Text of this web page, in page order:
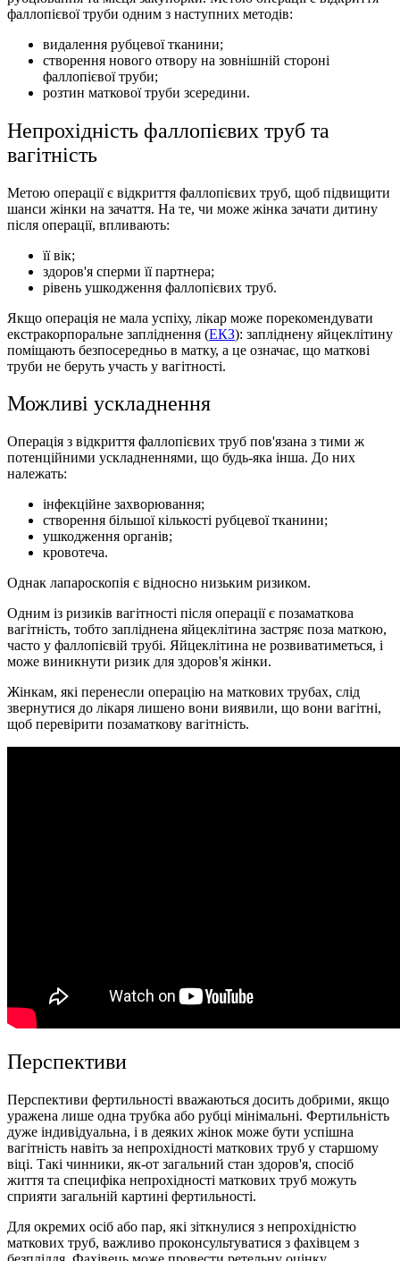
фаллопієвої труби одним з наступних методів:
видалення рубцевої тканини;
створення нового отвору на зовнішній стороні
фаллопієвої труби;
розтин маткової труби зсередини.
Непрохідність фаллопієвих труб та
вагітність
Метою операції є відкриття фаллопієвих труб, щоб підвищити
шанси жінки на зачаття. На те, чи може жінка зачати дитину
після операції, впливають:
її вік;
здоров'я сперми її партнера;
рівень ушкодження фаллопієвих труб.
Якщо операція не мала успіху, лікар може порекомендувати
екстракорпоральне запліднення (ЕКЗ): запліднену яйцеклітину
поміщають безпосередньо в матку, а це означає, що маткові
труби не беруть участь у вагітності.
Можливі ускладнення
Операція з відкриття фаллопієвих труб пов'язана з тими ж
потенційними ускладненнями, що будь-яка інша. До них
належать:
інфекційне захворювання;
створення більшої кількості рубцевої тканини;
ушкодження органів;
кровотеча.
Однак лапароскопія є відносно низьким ризиком.
Одним із ризиків вагітності після операції є позаматкова
вагітність, тобто запліднена яйцеклітина застряє поза маткою,
часто у фаллопієвій трубі. Яйцеклітина не розвиватиметься, і
може виникнути ризик для здоров'я жінки.
Жінкам, які перенесли операцію на маткових трубах, слід
звернутися до лікаря лишено вони виявили, що вони вагітні,
щоб перевірити позаматкову вагітність.
Перспективи
Перспективи фертильності вважаються досить добрими, якщо
уражена лише одна трубка або рубці мінімальні. Фертильність
дуже індивідуальна, і в деяких жінок може бути успішна
вагітність навіть за непрохідності маткових труб у старшому
віці. Такі чинники, як-от загальний стан здоров'я, спосіб
життя та специфіка непрохідності маткових труб можуть
сприяти загальній картині фертильності.
Для окремих осіб або пар, які зіткнулися з непрохідністю
маткових труб, важливо проконсультуватися з фахівцем з